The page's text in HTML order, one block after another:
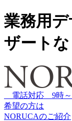
業務用
ザートな
電話対応 9時～
希望の方は
NORUCAのご紹介